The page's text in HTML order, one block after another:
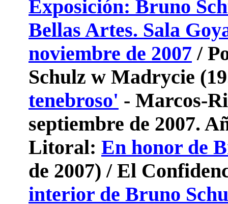
Exposición: Bruno
Bellas Artes. Sala
noviembre de 2007 /
Schulz w Madrycie
tenebroso' - Marcos-
septiembre de 2007.
Litoral: En honor de
de 2007) / El
interior de Bruno